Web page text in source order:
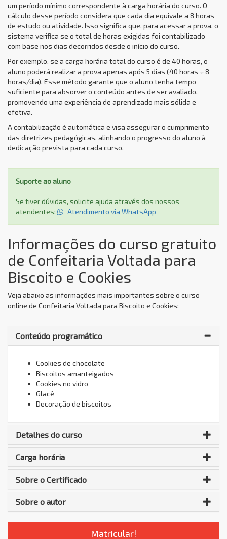
um período mínimo correspondente à carga horária do curso. O
cálculo desse período considera que cada dia equivale a 8 horas
de estudo ou atividade. Isso significa que, para acessar a prova, o
sistema verifica se o total de horas exigidas foi contabilizado
com base nos dias decorridos desde o início do curso.
Por exemplo, se a carga horária total do curso é de 40 horas, o
aluno poderá realizar a prova apenas após 5 dias (40 horas ÷ 8
horas/dia). Esse método garante que o aluno tenha tempo
suficiente para absorver o conteúdo antes de ser avaliado,
promovendo uma experiência de aprendizado mais sólida e
efetiva.
A contabilização é automática e visa assegurar o cumprimento
das diretrizes pedagógicas, alinhando o progresso do aluno à
dedicação prevista para cada curso.
Suporte ao aluno
Se tiver dúvidas, solicite ajuda através dos nossos
atendentes:
Atendimento via WhatsApp
Informações do curso gratuito
de Confeitaria Voltada para
Biscoito e Cookies
Veja abaixo as informações mais importantes sobre o curso
online de Confeitaria Voltada para Biscoito e Cookies:
Conteúdo programático
Cookies de chocolate
Biscoitos amanteigados
Cookies no vidro
Glacê
Decoração de biscoitos
Detalhes do curso
Carga horária
Sobre o Certificado
Sobre o autor
Matricular!